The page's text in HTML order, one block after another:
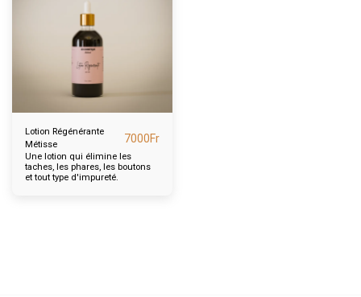
Lotion Régénérante
Métisse
7000Fr
Une lotion qui élimine les
taches, les phares, les boutons
et tout type d'impureté.